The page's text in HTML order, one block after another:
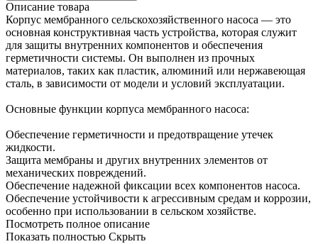
Описание товара
Корпус мембранного сельскохозяйственного насоса — это
основная конструктивная часть устройства, которая служит
для защиты внутренних компонентов и обеспечения
герметичности системы. Он выполнен из прочных
материалов, таких как пластик, алюминий или нержавеющая
сталь, в зависимости от модели и условий эксплуатации.
Основные функции корпуса мембранного насоса:
Обеспечение герметичности и предотвращение утечек
жидкости.
Защита мембраны и других внутренних элементов от
механических повреждений.
Обеспечение надежной фиксации всех компонентов насоса.
Обеспечение устойчивости к агрессивным средам и коррозии,
особенно при использовании в сельском хозяйстве.
Посмотреть полное описание
Показать полностью Скрыть